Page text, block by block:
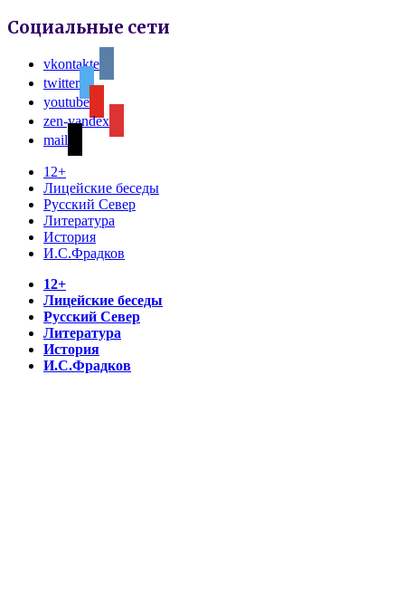
Социальные сети
vkontakte
twitter
youtube
zen-yandex
mail
12+
Лицейские беседы
Русский Север
Литература
История
И.С.Фрадков
12+
Лицейские беседы
Русский Север
Литература
История
И.С.Фрадков